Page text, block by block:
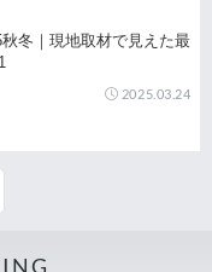
冬｜現地取材で見えた最
2025.03.24